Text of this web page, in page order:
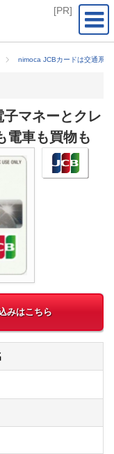
nimoca JCBカードは交通系
マネーとクレ
電車も買物も
みはこちら